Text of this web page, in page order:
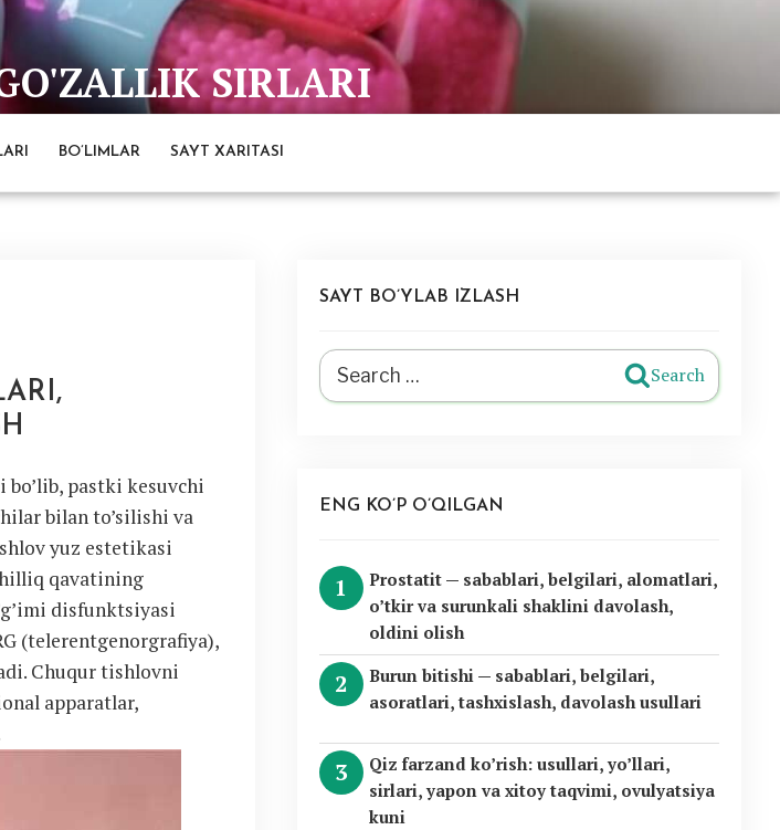
SIRLARI
BO’LIMLAR SAYT XARITASI
pastki kesuvchi
bilan to’silishi va
yuz estetikasi
qavatining
disfunktsiyasi
(telerentgenorgrafiya),
Chuqur tishlovni
apparatlar,
SAYT BO’YLAB IZLASH
Search
for:
Search
ENG KO’P O’QILGAN
Prostatit — sabablari, belgilari, alomatlari,
o’tkir va surunkali shaklini davolash,
oldini olish
Burun bitishi — sabablari, belgilari,
asoratlari, tashxislash, davolash usullari
Qiz farzand ko’rish: usullari, yo’llari,
sirlari, yapon va xitoy taqvimi, ovulyatsiya
kuni